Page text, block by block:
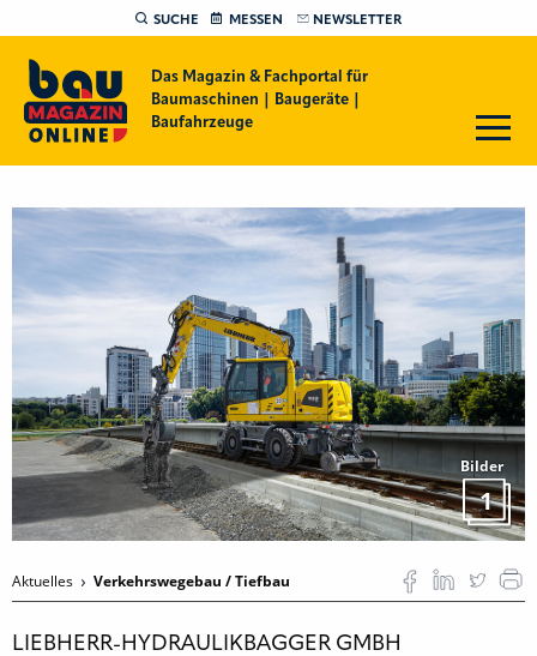
SUCHE MESSEN NEWSLETTER
Das Magazin & Fachportal für
Baumaschinen | Baugeräte |
Baufahrzeuge
Bilder
1
Aktuelles Verkehrswegebau / Tiefbau
LIEBHERR-HYDRAULIKBAGGER GMBH